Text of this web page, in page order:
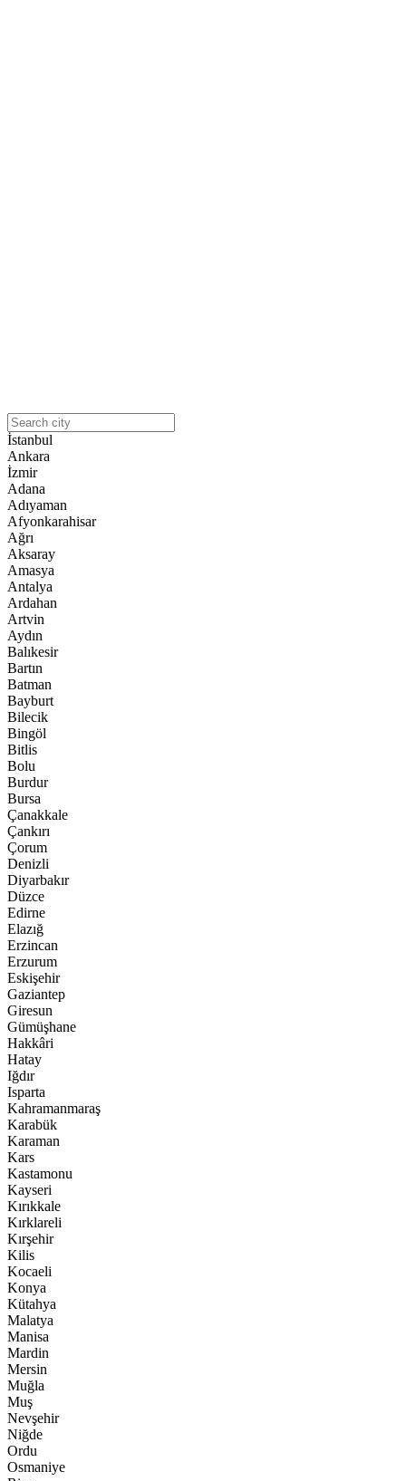
İstanbul
Ankara
İzmir
Adana
Adıyaman
Afyonkarahisar
Ağrı
Aksaray
Amasya
Antalya
Ardahan
Artvin
Aydın
Balıkesir
Bartın
Batman
Bayburt
Bilecik
Bingöl
Bitlis
Bolu
Burdur
Bursa
Çanakkale
Çankırı
Çorum
Denizli
Diyarbakır
Düzce
Edirne
Elazığ
Erzincan
Erzurum
Eskişehir
Gaziantep
Giresun
Gümüşhane
Hakkâri
Hatay
Iğdır
Isparta
Kahramanmaraş
Karabük
Karaman
Kars
Kastamonu
Kayseri
Kırıkkale
Kırklareli
Kırşehir
Kilis
Kocaeli
Konya
Kütahya
Malatya
Manisa
Mardin
Mersin
Muğla
Muş
Nevşehir
Niğde
Ordu
Osmaniye